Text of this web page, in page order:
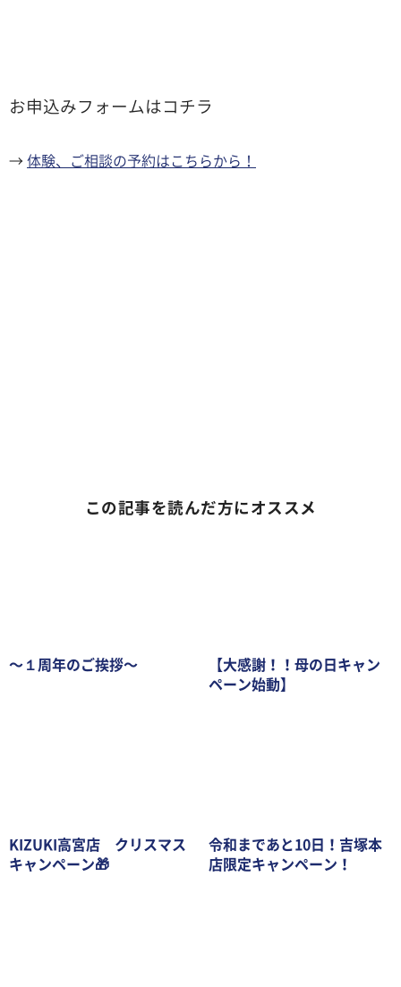
お申込みフォームはコチラ
→ 体験、ご相談の予約はこちらから！
この記事を読んだ方にオススメ
〜１周年のご挨拶〜
【大感謝！！母の日キャン
ペーン始動】
KIZUKI高宮店 クリスマス
キャンペーン🎁
令和まであと10日！吉塚本
店限定キャンペーン！